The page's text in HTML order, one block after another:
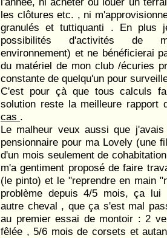
les clôtures etc. , ni
granulés et tuttiquanti . En plus
possibilités d'activités de
environnement) et ne bénéficierai
du matériel de mon club /écuries
constante de quelqu'un pour
C'est pour çà que tous calculs
solution reste la meilleure
cas .
Le malheur veux aussi que
pensionnaire pour ma Lovely (une
d'un mois seulement de
m'a gentiment proposé de faire
(le pinto) et le "reprendre en main
problème depuis 4/5 mois, ça lui
autre cheval , que ça s'est mal
au premier essai de montoir : 2
fêlée , 5/6 mois de corsets et